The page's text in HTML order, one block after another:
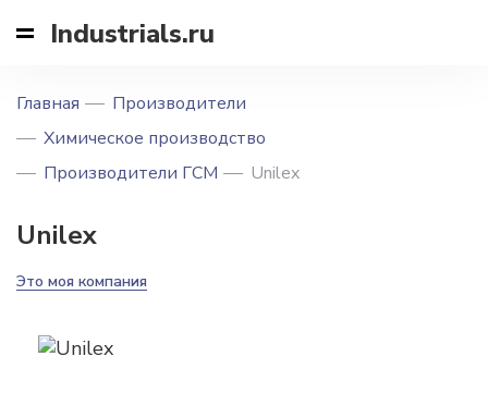
Industrials.ru
Главная
Производители
Химическое производство
Производители ГСМ
Unilex
Unilex
Это моя компания